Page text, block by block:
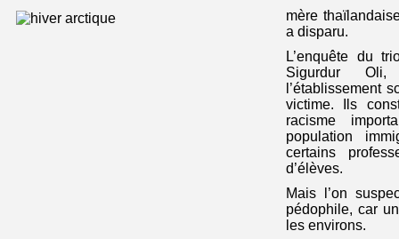
mère
a disparu.
L’enquête du
Sigurdur
l’établissement
victime. Ils
racisme
population
certains
d’élèves.
Mais l’on
pédophile, car
les environs.